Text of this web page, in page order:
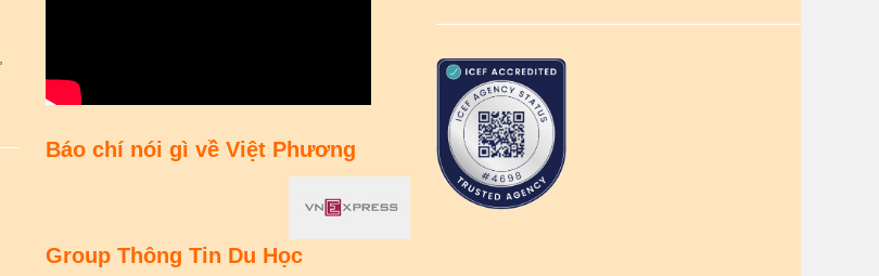
Báo chí nói gì về Việt Phương
Group Thông Tin Du Học